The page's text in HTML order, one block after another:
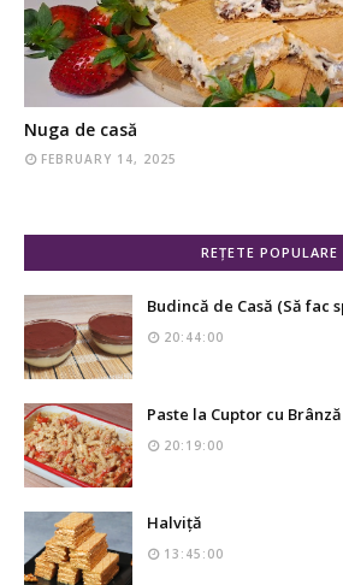
Nuga de casă
FEBRUARY 14, 2025
REȚETE POPULARE
Budincă de Casă (Să fac
20:44:00
Paste la Cuptor cu
20:19:00
Halviță
13:45:00